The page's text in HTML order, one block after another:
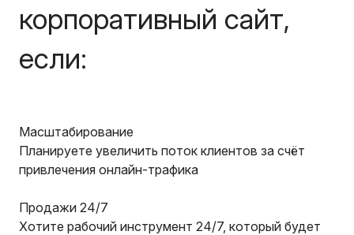
корпоративный сайт,
если:
Масштабирование
Планируете увеличить поток клиентов за счёт
привлечения онлайн-трафика
Продажи 24/7
Хотите рабочий инструмент 24/7, который будет